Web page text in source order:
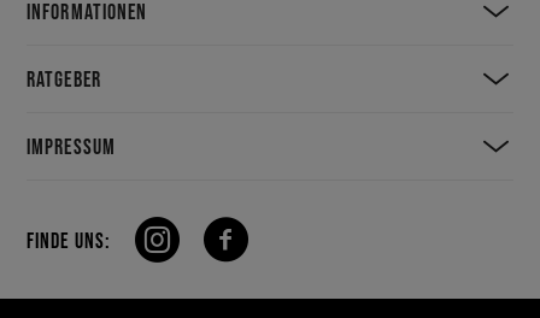
INFORMATIONEN
RATGEBER
IMPRESSUM
FINDE UNS: